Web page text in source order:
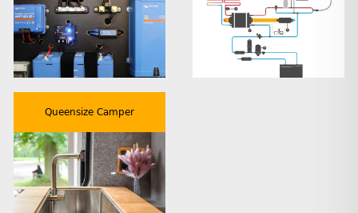
Queensize Camper